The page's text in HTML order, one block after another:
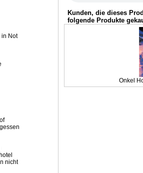
in Not
nicht
Kunden, die dieses
folgende Produkte
Onkel